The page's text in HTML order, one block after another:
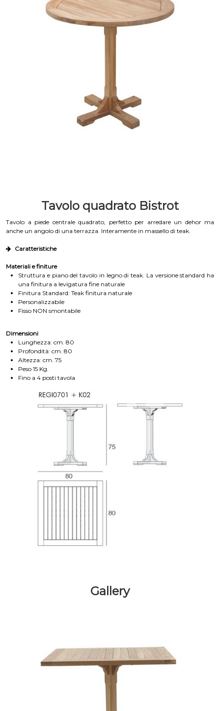
Tavolo quadrato Bistrot
Tavolo a piede centrale quadrato, perfetto per arredare un dehor ma
anche un angolo di una terrazza. Interamente in massello di teak.
Caratteristiche
Materiali e finiture
Struttura e piano del tavolo in legno di teak. La versione standard ha
una finitura a levigatura fine naturale
Finitura Standard: Teak finitura naturale
Personalizzabile
Fisso NON smontabile
Dimensioni
Lunghezza: cm. 80
Profondità: cm. 80
Altezza: cm. 75
Peso 15 Kg.
Fino a 4 posti tavola
Gallery